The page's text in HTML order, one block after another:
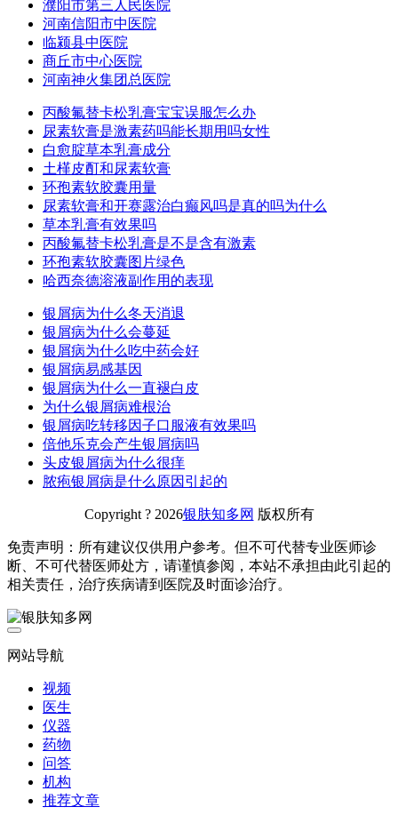
濮阳市第三人民医院
河南信阳市中医院
临颍县中医院
商丘市中心医院
河南神火集团总医院
丙酸氟替卡松乳膏宝宝误服怎么办
尿素软膏是激素药吗能长期用吗女性
白愈腚草本乳膏成分
土槿皮酊和尿素软膏
环孢素软胶囊用量
尿素软膏和开赛露治白癫风吗是真的吗为什么
草本乳膏有效果吗
丙酸氟替卡松乳膏是不是含有激素
环孢素软胶囊图片绿色
哈西奈德溶液副作用的表现
银屑病为什么冬天消退
银屑病为什么会蔓延
银屑病为什么吃中药会好
银屑病易感基因
银屑病为什么一直褪白皮
为什么银屑病难根治
银屑病吃转移因子口服液有效果吗
倍他乐克会产生银屑病吗
头皮银屑病为什么很痒
脓疱银屑病是什么原因引起的
Copyright ? 2026银肤知多网 版权所有
免责声明：所有建议仅供用户参考。但不可代替专业医师诊
断、不可代替医师处方，请谨慎参阅，本站不承担由此引起的
相关责任，治疗疾病请到医院及时面诊治疗。
网站导航
视频
医生
仪器
药物
问答
机构
推荐文章